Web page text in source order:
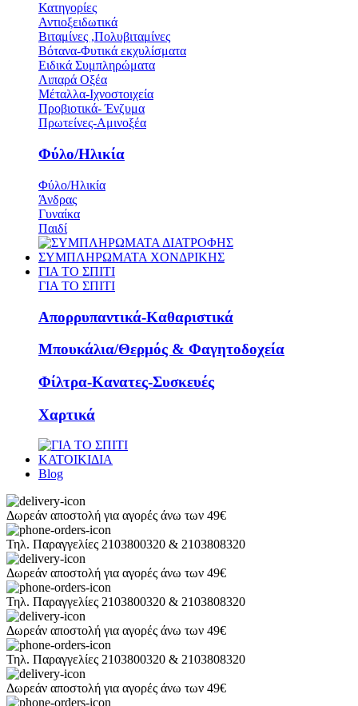
Κατηγορίες
Αντιοξειδωτικά
Βιταμίνες ,Πολυβιταμίνες
Βότανα-Φυτικά εκχυλίσματα
Ειδικά Συμπληρώματα
Λιπαρά Οξέα
Μέταλλα-Ιχνοστοιχεία
Προβιοτικά- Ένζυμα
Πρωτείνες-Αμινοξέα
Φύλο/Ηλικία
Φύλο/Ηλικία
Άνδρας
Γυναίκα
Παιδί
ΣΥΜΠΛΗΡΩΜΑΤΑ ΧΟΝΔΡΙΚΗΣ
ΓΙΑ ΤΟ ΣΠΙΤΙ
ΓΙΑ ΤΟ ΣΠΙΤΙ
Απορρυπαντικά-Καθαριστικά
Μπουκάλια/Θερμός & Φαγητοδοχεία
Φίλτρα-Κανατες-Συσκευές
Χαρτικά
ΚΑΤΟΙΚΙΔΙΑ
Blog
Δωρεάν αποστολή για αγορές άνω των 49€
Τηλ. Παραγγελίες 2103800320 & 2103808320
Δωρεάν αποστολή για αγορές άνω των 49€
Τηλ. Παραγγελίες 2103800320 & 2103808320
Δωρεάν αποστολή για αγορές άνω των 49€
Τηλ. Παραγγελίες 2103800320 & 2103808320
Δωρεάν αποστολή για αγορές άνω των 49€